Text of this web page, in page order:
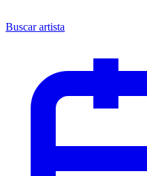
Buscar artista